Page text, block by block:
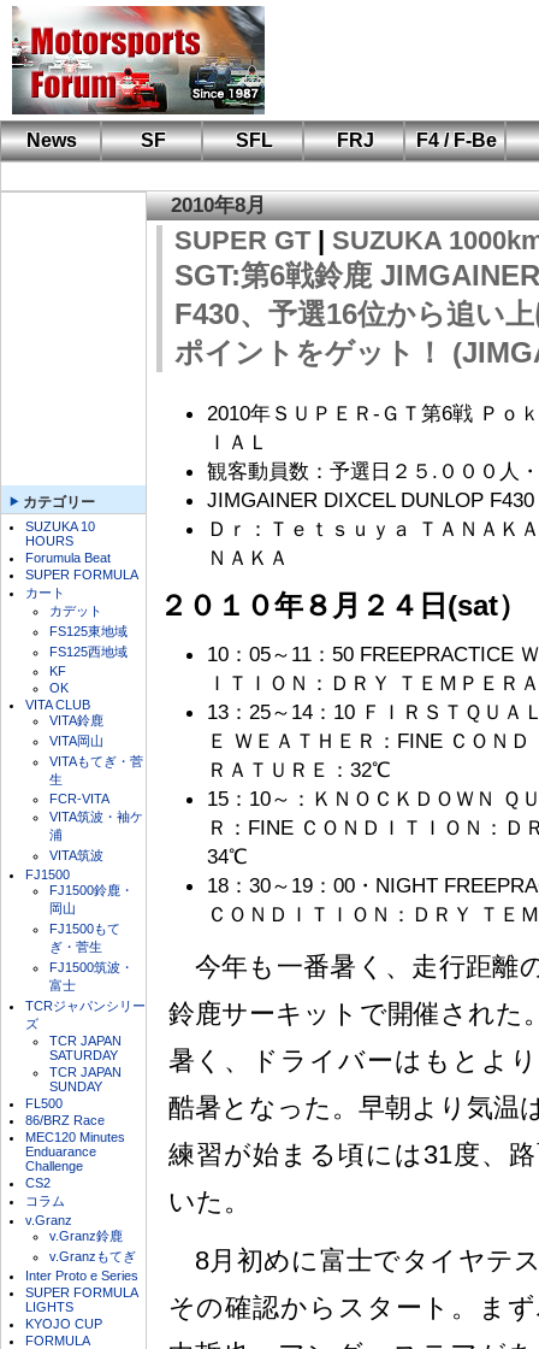
News SF SFL FRJ
F4 / F-Be
カテゴリー
SUZUKA 10
HOURS
Forumula Beat
SUPER FORMULA
カート
カデット
FS125東地域
FS125西地域
KF
OK
VITA CLUB
VITA鈴鹿
VITA岡山
VITAもてぎ・菅
生
FCR-VITA
VITA筑波・袖ケ
浦
VITA筑波
FJ1500
FJ1500鈴鹿・
岡山
FJ1500もて
ぎ・菅生
FJ1500筑波・
富士
TCRジャパンシリー
ズ
TCR JAPAN
SATURDAY
TCR JAPAN
SUNDAY
FL500
86/BRZ Race
MEC120 Minutes
Enduarance
Challenge
CS2
コラム
v.Granz
v.Granz鈴鹿
v.Granzもてぎ
Inter Proto e Series
SUPER FORMULA
LIGHTS
KYOJO CUP
FORMULA
2010年8月
SUPER GT| SUZUKA
SGT:第6戦鈴鹿
F430、予選16位から追い
ポイントをゲット！
2010年ＳＵＰＥＲ-ＧＴ第6戦 Ｐｏ
ＩＡＬ
観客動員数：予選日２５.０００人
JIMGAINER DIXCEL DUNLOP
Ｄｒ：Ｔｅｔｓｕｙａ ＴＡＮＡＫ
ＮＡＫＡ
２０１０年８月２４日(sat）
10：05～11：50 FREEPRACTICE
ＩＴＩＯＮ：ＤＲＹ ＴＥＭＰＥＲ
13：25～14：10 ＦＩＲＳＴＱＵＡ
Ｅ ＷＥＡＴＨＥＲ：FINE ＣＯＮ
ＲＡＴＵＲＥ：32℃
15：10～：ＫＮＯＣＫＤＯＷＮ Ｑ
Ｒ：FINE ＣＯＮＤＩＴＩＯＮ：Ｄ
34℃
18：30～19：00・NIGHT
ＣＯＮＤＩＴＩＯＮ：ＤＲＹ ＴＥ
今年も一番暑く、走行距離
鈴鹿サーキットで開催された
暑く、ドライバーはもとよ
酷暑となった。早朝より気温
練習が始まる頃には31度、
いた。
8月初めに富士でタイヤテ
その確認からスタート。ま